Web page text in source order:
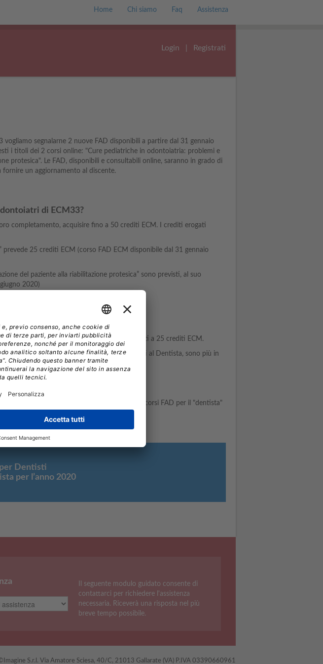
Home Chi siamo Faq Assistenza
Login Registrati
segnalarne 2 nuove FAD disponibili a partire dal 31 gennaio
i titoli dei 2 corsi online: "Cure pediatriche in odontoiatria: problemi e
protesica". Le FAD, disponibili e consultabili online, saranno in grado di
un aggiornamento al discente.
di ECM33?
completamento, acquisire fino a 50 crediti ECM. I crediti erogati
25 crediti ECM (corso FAD ECM disponibile dal 31 gennaio
del paziente alla riabilitazione protesica” sono previsti, al suo
2020)
professionale con erogazione da 5 crediti a 25 crediti ECM.
ECM, validi per il triennio 2020-2022 rivolti al Dentista, sono più in
Tutti i corsi FAD per il "dentista"
Dentisti
per l’anno 2020
Il seguente modulo guidato consente di
contattarci per richiedere l'assistenza
necessaria. Riceverà una risposta nel più
breve tempo possibile.
S.r.l. Via Amatore Sciesa, 40/C, 21013 Gallarate (VA) P.IVA 03390660961